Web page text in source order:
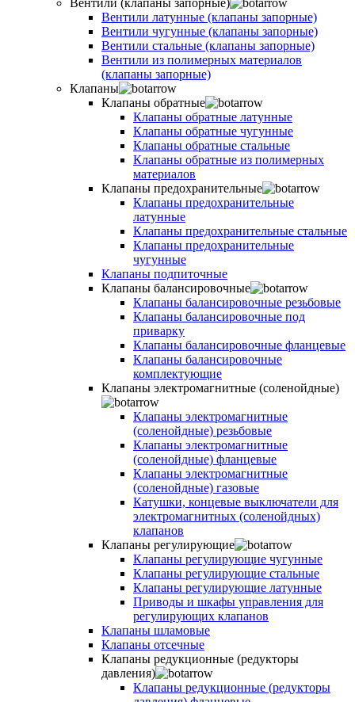
Вентили латунные (клапаны запорные)
Вентили чугунные (клапаны запорные)
Вентили стальные (клапаны запорные)
Вентили из полимерных материалов
(клапаны запорные)
Клапаны
Клапаны обратные
Клапаны обратные латунные
Клапаны обратные чугунные
Клапаны обратные стальные
Клапаны обратные из полимерных
материалов
Клапаны предохранительные
Клапаны предохранительные
латунные
Клапаны предохранительные стальные
Клапаны предохранительные
чугунные
Клапаны подпиточные
Клапаны балансировочные
Клапаны балансировочные резьбовые
Клапаны балансировочные под
приварку
Клапаны балансировочные фланцевые
Клапаны балансировочные
комплектующие
Клапаны электромагнитные (соленойдные)
Клапаны электромагнитные
(соленойдные) резьбовые
Клапаны электромагнитные
(соленойдные) фланцевые
Клапаны электромагнитные
(соленойдные) газовые
Катушки, концевые выключатели для
электромагнитных (соленойдных)
клапанов
Клапаны регулирующие
Клапаны регулирующие чугунные
Клапаны регулирующие стальные
Клапаны регулирующие латунные
Приводы и шкафы управления для
регулирующих клапанов
Клапаны шламовые
Клапаны отсечные
Клапаны редукционные (редукторы
давления)
Клапаны редукционные (редукторы